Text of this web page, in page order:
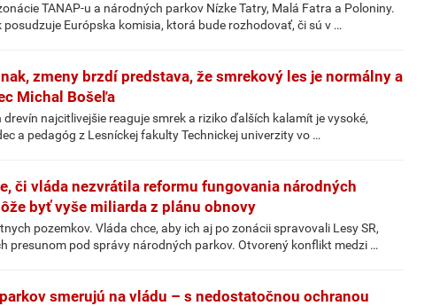
TANAP-u a národných parkov Nízke Tatry, Malá Fatra a Poloniny.
Európska komisia, ktorá bude rozhodovať, či sú v …
zmeny brzdí predstava, že smrekový les je normálny a
Michal Bošeľa
najcitlivejšie reaguje smrek a riziko ďalších kalamít je vysoké,
a pedagóg z Lesníckej fakulty Technickej univerzity vo …
či vláda nezvrátila reformu fungovania národných
byť vyše miliarda z plánu obnovy
pozemkov. Vláda chce, aby ich aj po zonácii spravovali Lesy SR,
presunom pod správy národných parkov. Otvorený konflikt medzi …
smerujú na vládu – s nedostatočnou ochranou